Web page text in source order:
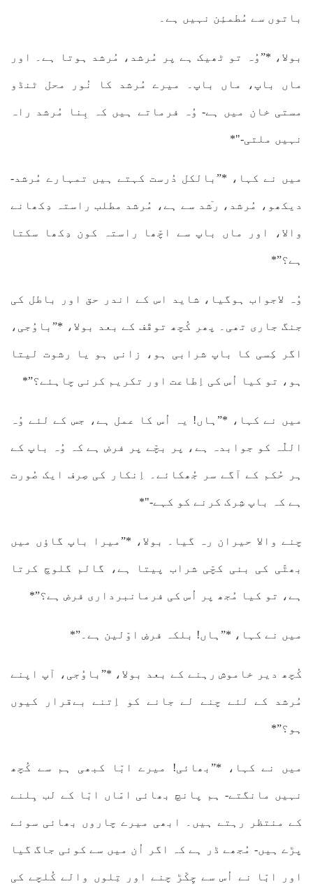
باتوں سے مُطمئِن نہیں ہے۔
بولا، *”وُہ تو ٹھیک ہے پر مُرشد، مُرشد ہوتا ہے۔ اور
ماں باپ، ماں باپ۔ میرے مُرشد کا نُور محل ٹنڈو
مستی خان میں ہے- وُہ فرماتے ہیں کہ بِنا مُرشد راہ
نہیں ملتی-"*
میں نے کہا، *”بالکل دُرست کہتے ہیں تمہارے مُرشد-
دیکھو، مُرشد، رٙشد سے ہے، مُرشد مطلب راستہ دِکھانے
والا، اور ماں باپ سے اچّھا راستہ کون دِکھا سکتا
ہے؟”*
وُہ لاجواب ہوگیا، شاید اس کے اندر حق اور باطل کی
جنگ جاری تھی۔ پھر کُچھ توقّف کے بعد بولا، *”باوُجی،
اگر کِسی کا باپ شرابی ہو، زانی ہو یا رشوت لیتا
ہو، تو کیا اُس کی اِطاعت اور تکریم کرنی چاہئے؟”*
میں نے کہا، *”ہاں! یہ اُس کا عمل ہے، جس کے لئے وُہ
اللّٰہ کو جوابدہ ہے، پر بچّے پر فرض ہے کہ وُہ باپ کے
ہر حُکم کے آگے سر جُھکائے۔ اِنکار کی صِرف ایک صُورت
ہے کہ باپ شِرک کرنے کو کہے-"*
چنے والا حیران رہ گیا۔ بولا، *”میرا باپ گاؤں میں
بھٹّی کی بنی کچّی شراب پیتا ہے، گالم گلوچ کرتا
ہے، تو کیا مُجھ پر اُس کی فرمانبرداری فرض ہے؟”*
میں نے کہا، *”ہاں! بلکہ فرضِ اوّلین ہے۔”*
کُچھ دیر خاموش رہنے کے بعد بولا، *”باوُجی، آپ اپنے
مُرشد کے لئے چنے لے جانے کو اِتنے بےقرار کیوں
ہو؟”*
میں نے کہا، *”بھائی! میرے ابّا کبھی ہم سے کُچھ
نہیں مانگتے- ہم پانچ بھائی امّاں ابّا کے لب ہِلنے
کے منتظر رہتے ہیں۔ ابھی میرے چاروں بھائی سوئے
پڑے ہیں- مُجھے ڈر ہے کہ اگر اُن میں سے کوئی جاگ گیا
اور ابّا نے اُس سے چِکّڑ چنے اور تِلوں والے کُلچے کی